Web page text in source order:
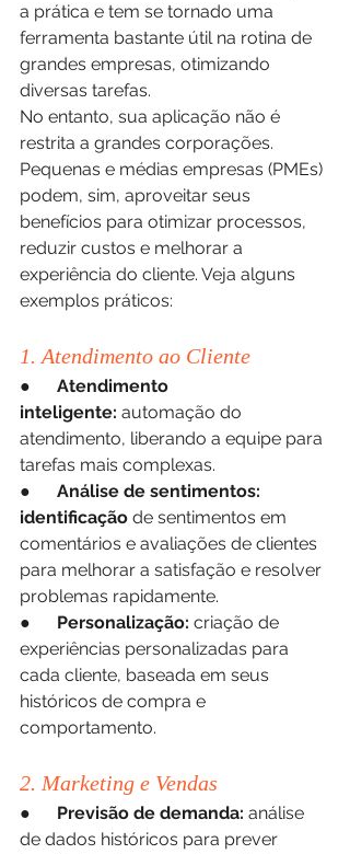
a prática e tem se tornado uma
ferramenta bastante útil na rotina de
grandes empresas, otimizando
diversas tarefas.
No entanto, sua aplicação não é
restrita a grandes corporações.
Pequenas e médias empresas (PMEs)
podem, sim, aproveitar seus
benefícios para otimizar processos,
reduzir custos e melhorar a
experiência do cliente. Veja alguns
exemplos práticos:
1. Atendimento ao Cliente
● Atendimento
inteligente: automação do
atendimento, liberando a equipe para
tarefas mais complexas.
● Análise de sentimentos:
identificação de sentimentos em
comentários e avaliações de clientes
para melhorar a satisfação e resolver
problemas rapidamente.
● Personalização: criação de
experiências personalizadas para
cada cliente, baseada em seus
históricos de compra e
comportamento.
2. Marketing e Vendas
● Previsão de demanda: análise
de dados históricos para prever